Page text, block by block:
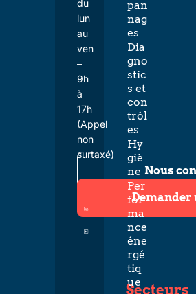
du
lun
au
ven
–
9h
à
17h
(Appel
non
surtaxé)
Nous
Demander
pan
nag
es
Dia
gno
stic
s et
con
trôl
es
Hy
giè
ne
Per
for
ma
nce
éne
rgé
tiq
ue
Secteurs